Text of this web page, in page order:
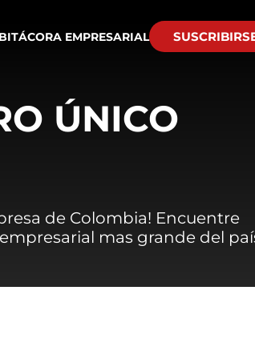
BITÁCORA EMPRESARIAL
ÚNICO
de Colombia! Encuentre
mas grande del